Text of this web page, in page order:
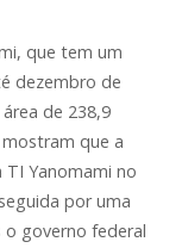
que tem um
dezembro de
de 238,9
que a
Yanomami no
por uma
governo federal